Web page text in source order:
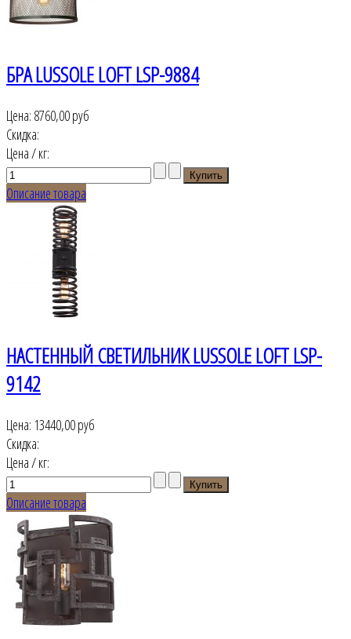
БРА LUSSOLE LOFT LSP-9884
Цена: 8760,00 руб
Скидка:
Цена / кг:
Описание товара
НАСТЕННЫЙ СВЕТИЛЬНИК LUSSOLE LOFT LSP-
9142
Цена: 13440,00 руб
Скидка:
Цена / кг:
Описание товара